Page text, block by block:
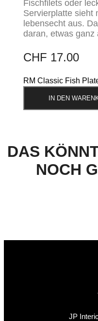
Fischfilets oder
Servierplatte sieht
lebensecht aus.
daran, etwas ganz
CHF 17.00
RM Classic Fish
IN DEN
DAS
NOCH
JP